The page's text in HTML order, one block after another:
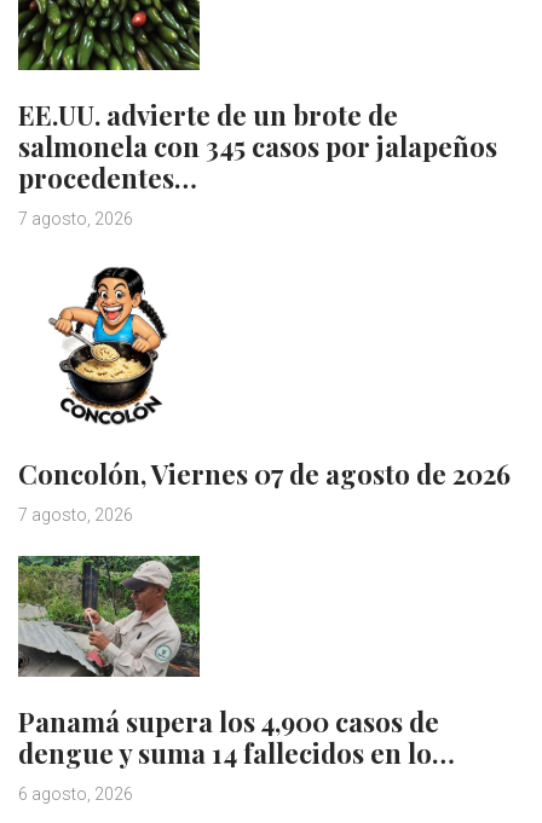
EE.UU. advierte de un brote de
salmonela con 345 casos por jalapeños
procedentes…
7 agosto, 2026
Concolón, Viernes 07 de agosto de 2026
7 agosto, 2026
Panamá supera los 4,900 casos de
dengue y suma 14 fallecidos en lo…
6 agosto, 2026